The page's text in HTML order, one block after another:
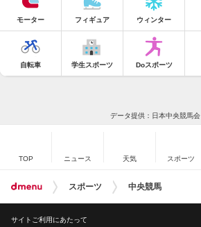
モーター フィギュア ウィンター
自転車 学生スポーツ Doスポーツ
データ提供：日本中央競馬会
TOP ニュース 天気 スポーツ
スポーツ 中央競馬
サイトご利用にあたって